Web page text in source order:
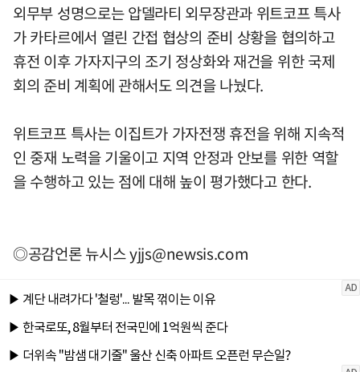
외무부 성명으로는 압델라티 외무장관과 위트코프 특사
가 카타르에서 열린 간접 협상의 준비 상황을 협의하고
휴전 이후 가자지구의 조기 정상화와 재건을 위한 국제
회의 준비 계획에 관해서도 의견을 나눴다.
위트코프 특사는 이집트가 가자전쟁 휴전을 위해 지속적
인 중재 노력을 기울이고 지역 안정과 안보를 위한 역할
을 수행하고 있는 점에 대해 높이 평가했다고 한다.
◎공감언론 뉴시스yjjs@newsis.com